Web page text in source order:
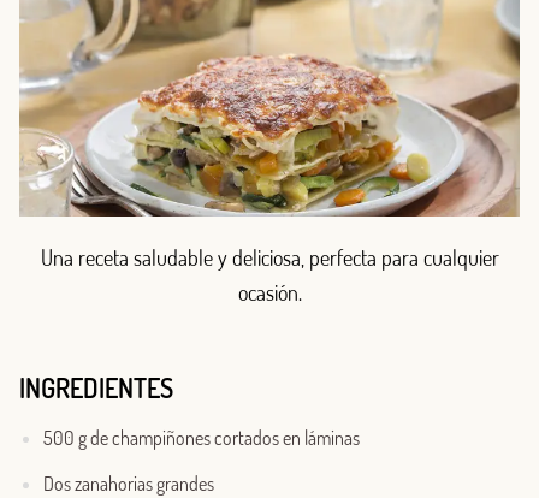
Una receta saludable y deliciosa, perfecta para cualquier
ocasión.
INGREDIENTES
500 g de champiñones cortados en láminas
Dos zanahorias grandes